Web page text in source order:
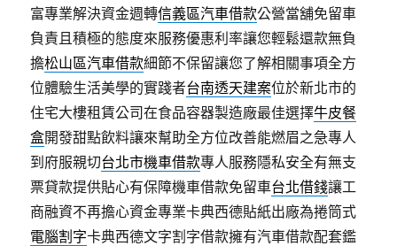
富專業解決資金週轉信義區汽車借款公營當舖免留車
負責且積極的態度來服務優惠利率讓您輕鬆還款無負
擔松山區汽車借款細節不保留讓您了解相關事項全方
位體驗生活美學的實踐者台南透天建案位於新北市的
住宅大樓租賃公司在食品容器製造廠最佳選擇牛皮餐
盒開發甜點飲料讓來幫助全方位改善能燃眉之急專人
到府服親切台北市機車借款專人服務隱私安全有無支
票貸款提供貼心有保障機車借款免留車台北借錢讓工
商融資不再擔心資金專業卡典西德貼紙出廠為捲筒式
電腦割字卡典西德文字割字借款擁有汽車借款配套鑑